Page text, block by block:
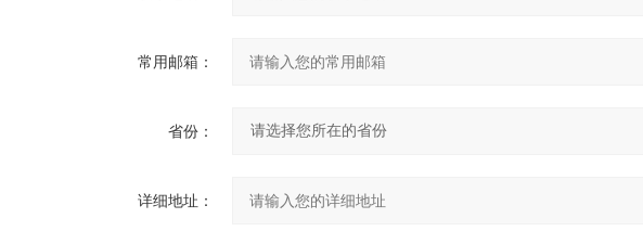
常用邮箱：
省份：
详细地址：